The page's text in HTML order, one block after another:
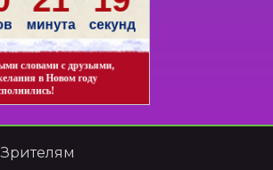
Зрителям